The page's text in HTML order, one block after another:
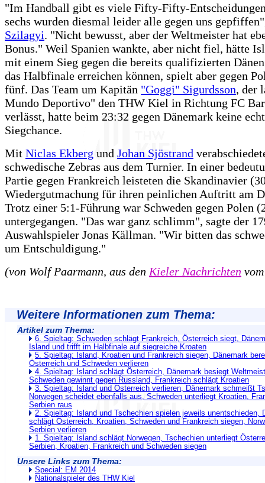
"Im Handball gibt es viele Fifty-Fifty-
sechs wurden diesmal leider alle gegen uns
Szilagyi. "Nicht bewusst, aber der Weltmeister hat
Bonus." Weil Spanien wankte, aber nicht fiel, hätte
mit einem Sieg gegen die bereits qualifizierten
das Halbfinale erreichen können, spielt aber gegen
fünf. Das Team um Kapitän "Goggi" Sigurdsson, der
Mundo Deportivo" den THW Kiel in Richtung FC
verlässt, hatte beim 23:32 gegen Dänemark keine
Siegchance.
Mit Niclas Ekberg und Johan Sjöstrand
schwedische Zebras aus dem Turnier. In einer
Partie gegen Frankreich leisteten die Skandinavier
Wiedergutmachung für ihren peinlichen Auftritt am
Trotz einer 5:1-Führung war Schweden gegen Polen
untergegangen. "Das war ganz schlimm", sagte der
Auswahlspieler Jonas Källman. "Wir bitten das
um Entschuldigung."
(von Wolf Paarmann, aus den Kieler Nachrichten
Weitere Informationen zum Thema:
Artikel zum Thema:
6. Spieltag: Schweden schlägt Frankreich, Österreich siegt,
Island und trifft im Halbfinale auf siegreiche Kroaten
5. Spieltag: Island, Kroatien und Frankreich siegen, Dänemark
Österreich und Schweden verlieren
4. Spieltag: Island schlägt Österreich, Dänemark besiegt
Schweden gewinnt gegen Russland, Frankreich schlägt Kroatien
3. Spieltag: Island und Österreich verlieren, Dänemark schmeißt
Norwegen scheidet ebenfalls aus, Schweden unterliegt Kroatien,
Serbien raus
2. Spieltag: Island und Tschechien spielen jeweils unentschieden,
schlägt Österreich, Kroatien, Schweden und Frankreich siegen,
Serbien verlieren
1. Spieltag: Island schlägt Norwegen, Tschechien unterliegt
Serbien, Kroatien, Frankreich und Schweden siegen
Unsere Links zum Thema:
Special: EM 2014
Nationalspieler des THW Kiel